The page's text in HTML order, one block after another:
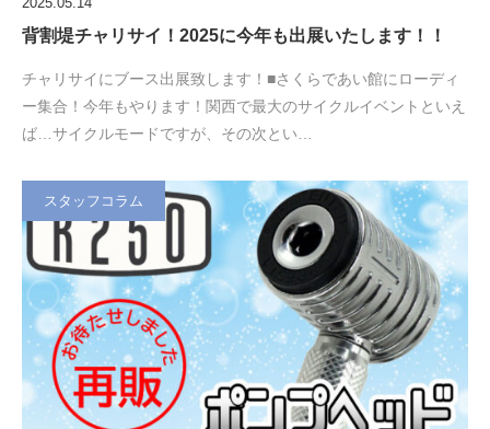
背割堤チャリサイ！2025に今年も出展いたします！！
チャリサイにブース出展致します！■さくらであい館にローディ
ー集合！今年もやります！関西で最大のサイクルイベントといえ
ば…サイクルモードですが、その次とい…
スタッフコラム